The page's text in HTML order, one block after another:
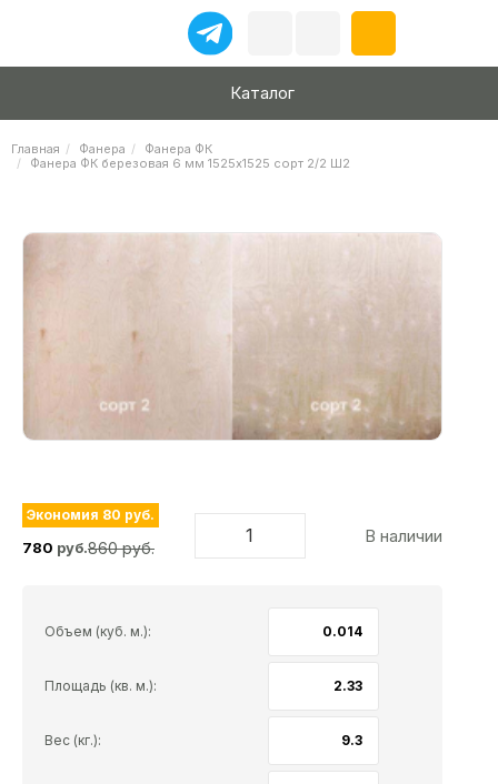
Каталог
Главная Фанера
Фанера ФК
Фанера ФК березовая 6 мм 1525х1525 сорт 2/2 Ш2
Экономия 80 руб.
780 руб.860 руб.
В наличии
Объем (куб. м.):
Площадь (кв. м.):
Вес (кг.):